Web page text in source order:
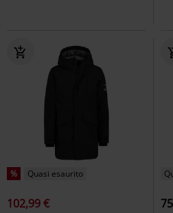
% Quasi esaurito
102,99 €